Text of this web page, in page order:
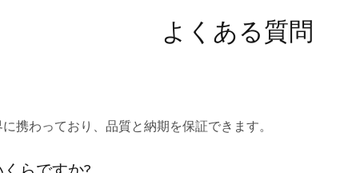
よくある質問
携わっており、品質と納期を保証できます。